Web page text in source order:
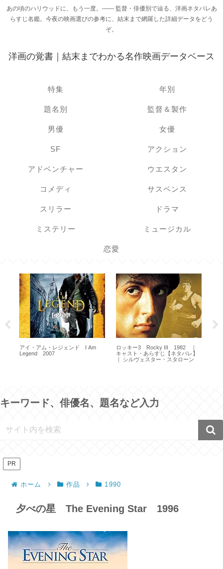
あの頃のハリウッドに、もう一度。―― 監督・俳優別で辿る、洋画ネタバレあ
らすじ名鑑。今夜の映画選びの参考に、結末まで網羅した詳細データをどう
ぞ。
洋画の覚書｜結末までわかる名作映画データベース
特集 年別
題名別 監督＆製作
男優 女優
SF アクション
アドベンチャー ウエスタン
コメディ サスペンス
スリラー ドラマ
ミステリー ミュージカル
恋愛
ジキル博士とハイド氏 Dr. Jekyll
and Mr. Hyde 1931 ｜キャスト・
ック・マーチ
ラストエンペラー The Last
Emperor 1987
キーワード、俳優名、題名など入力
PR
ホーム 作品 1990
夕べの星 The Evening Star 1996